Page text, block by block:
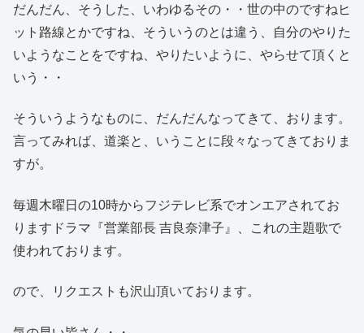
だんだん、そうした、いわゆるその・・世の中のですねヒ
ット路線とかですね、そういうのとは違う、自分のやりた
いようなことをですね、やりたいように、やらせて頂くと
いう・・
そういうようなものに、だんだんなってきて、おります。
言ってみれば、道楽と、いうことに段々なってきておりま
すが。
毎週木曜日の10時からフジテレビ系でオンエアされてお
りますドラマ『営業部長 吉良奈津子』、これの主題歌で
使われております。
ので、リクエストも沢山頂いております。